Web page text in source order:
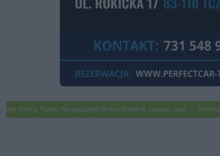
Tczew. Na początek Shaun Baker & Jessica Jean Samochody